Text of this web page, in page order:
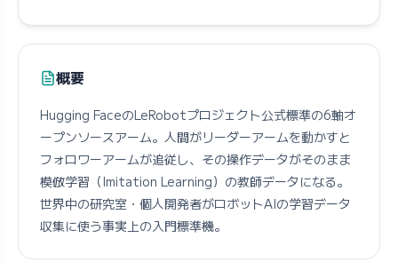
概要
Hugging FaceのLeRobotプロジェクト公式標準の6軸オ
ープンソースアーム。人間がリーダーアームを動かすと
フォロワーアームが追従し、その操作データがそのまま
模倣学習（Imitation Learning）の教師データになる。
世界中の研究室・個人開発者がロボットAIの学習データ
収集に使う事実上の入門標準機。